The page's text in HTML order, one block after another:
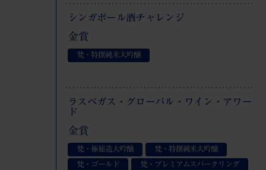
シンガポール酒チャレンジ
金賞
梵・特撰純米大吟醸
ラスベガス・グローバル・ワイン・アワー
ド
金賞
梵・極秘造大吟醸
梵・特撰純米大吟醸
梵・ゴールド
梵・プレミアムスパークリング